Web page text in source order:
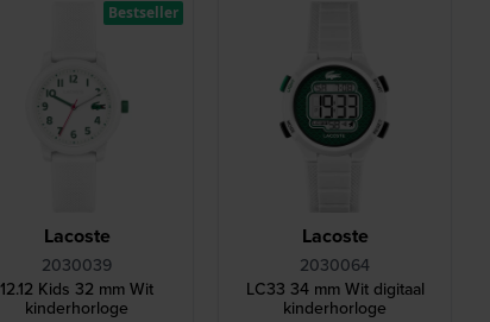
Lacoste
2030039
12.12 Kids 32 mm Wit
kinderhorloge
Bestseller
Lacoste
2030064
LC33 34 mm Wit digitaal
kinderhorloge